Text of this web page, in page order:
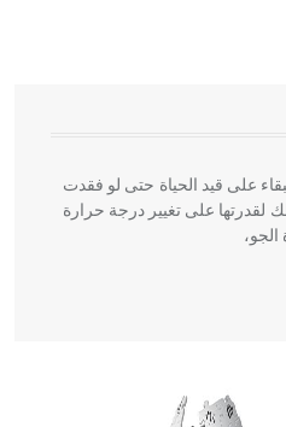
الشام ومصر خاصة، حيث يحرص
في الواجهات
على قيد الحياة حتى لو فقدت
لقدرتها على تغيير درجة حرارة
ورسالته في جروح الرأس. ويعود
والفلسفة.